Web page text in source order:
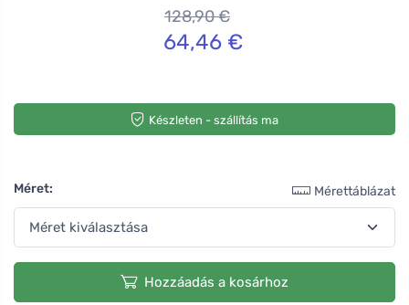
128,90 €
64,46 €
Készleten - szállítás ma
Méret: Mérettáblázat
Hozzáadás a kosárhoz